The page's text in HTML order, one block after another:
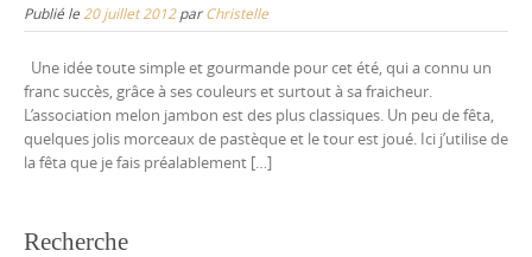
Publié le20 juillet 2012parChristelle
Une idée toute simple et gourmande pour cet été, qui a connu un
franc succès, grâce à ses couleurs et surtout à sa fraicheur.
L’association melon jambon est des plus classiques. Un peu de fêta,
quelques jolis morceaux de pastèque et le tour est joué. Ici j’utilise de
la fêta que je fais préalablement […]
Recherche